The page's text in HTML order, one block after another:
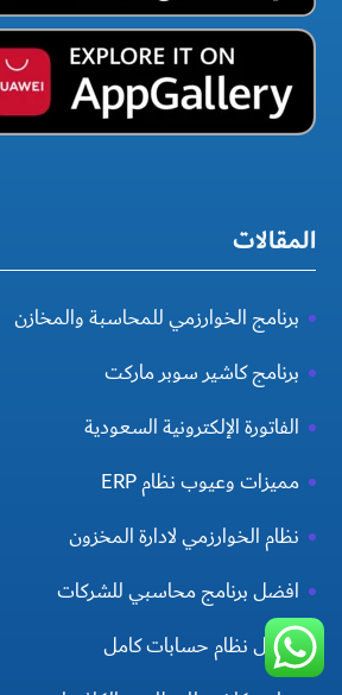
المقالات
برنامج الخوارزمي للمحاسبة والمخازن
برنامج كاشير سوبر ماركت
الفاتورة الإلكترونية السعودية
مميزات وعيوب نظام ERP
نظام الخوارزمي لادارة المخزون
افضل برنامج محاسبي للشركات
افضل نظام حسابات كامل